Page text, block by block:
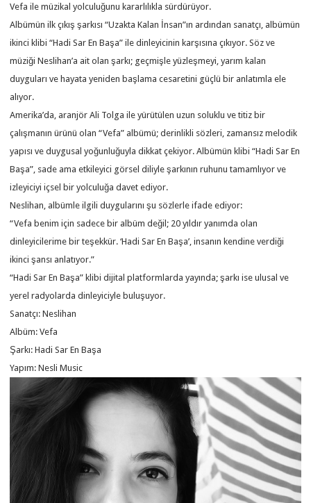
Vefa ile müzikal yolculuğunu kararlılıkla sürdürüyor.
Albümün ilk çıkış şarkısı “Uzakta Kalan İnsan”ın ardından sanatçı, albümün
ikinci klibi “Hadi Sar En Başa” ile dinleyicinin karşısına çıkıyor. Söz ve
müziği Neslihan’a ait olan şarkı; geçmişle yüzleşmeyi, yarım kalan
duyguları ve hayata yeniden başlama cesaretini güçlü bir anlatımla ele
alıyor.
Amerika’da, aranjör Ali Tolga ile yürütülen uzun soluklu ve titiz bir
çalışmanın ürünü olan “Vefa” albümü; derinlikli sözleri, zamansız melodik
yapısı ve duygusal yoğunluğuyla dikkat çekiyor. Albümün klibi “Hadi Sar En
Başa”, sade ama etkileyici görsel diliyle şarkının ruhunu tamamlıyor ve
izleyiciyi içsel bir yolculuğa davet ediyor.
Neslihan, albümle ilgili duygularını şu sözlerle ifade ediyor:
“Vefa benim için sadece bir albüm değil; 20 yıldır yanımda olan
dinleyicilerime bir teşekkür. ‘Hadi Sar En Başa’, insanın kendine verdiği
ikinci şansı anlatıyor.”
“Hadi Sar En Başa” klibi dijital platformlarda yayında; şarkı ise ulusal ve
yerel radyolarda dinleyiciyle buluşuyor.
Sanatçı: Neslihan
Albüm: Vefa
Şarkı: Hadi Sar En Başa
Yapım: Nesli Music